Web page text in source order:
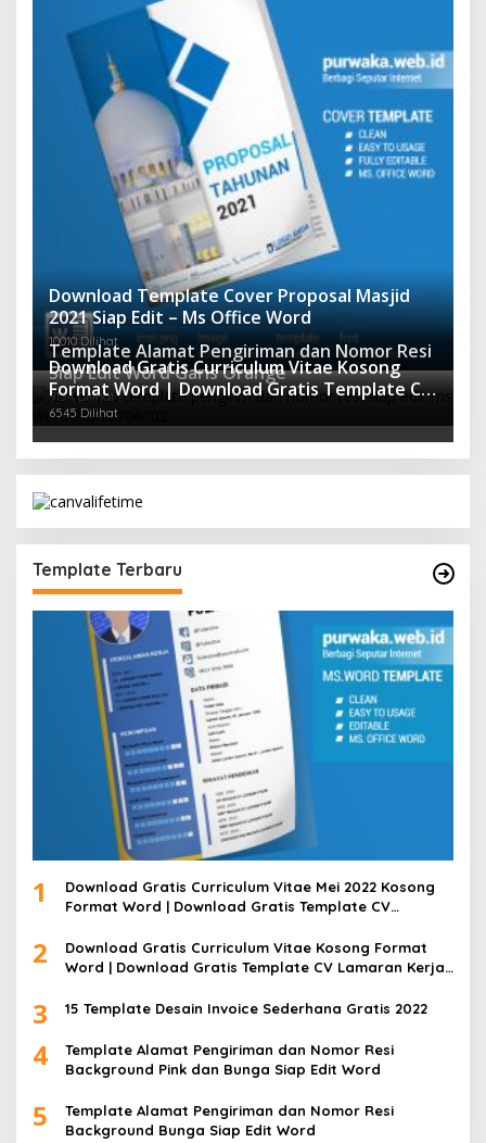
Download Template Cover Proposal Masjid
2021 Siap Edit – Ms Office Word
10010 Dilihat
Template Alamat Pengiriman dan Nomor Resi
Siap Edit Word Garis Orange
9154 Dilihat
Download Gratis Curriculum Vitae Kosong
Format Word | Download Gratis Template CV
Lamaran Kerja Doc Mudah Diedit
6545 Dilihat
Template Terbaru
1
Download Gratis Curriculum Vitae Mei 2022 Kosong
Format Word | Download Gratis Template CV
2
Download Gratis Curriculum Vitae Kosong Format
Word | Download Gratis Template CV Lamaran Kerja
3 15 Template Desain Invoice Sederhana Gratis 2022
4
Template Alamat Pengiriman dan Nomor Resi
Background Pink dan Bunga Siap Edit Word
5
Template Alamat Pengiriman dan Nomor Resi
Background Bunga Siap Edit Word